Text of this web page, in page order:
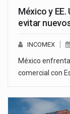
México y
evitar
INCOMEX
México
comercial con